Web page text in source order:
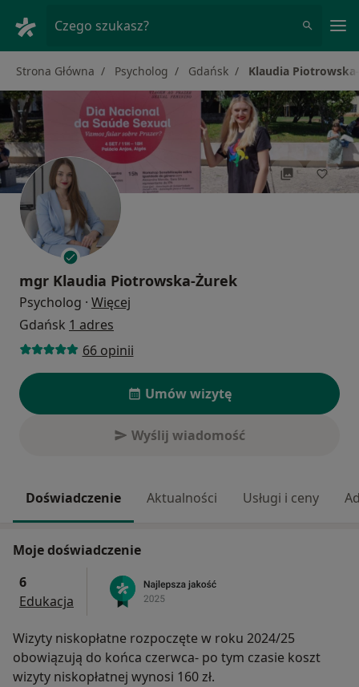
Czego szukasz?
Strona Główna Psycholog Gdańsk Klaudia
mgr Klaudia Piotrowska-Żurek
Psycholog · Więcej
Gdańsk 1 adres
66 opinii
Umów wizytę
Wyślij wiadomość
Doświadczenie Aktualności Usługi i ceny
Moje doświadczenie
6
Edukacja
Wizyty niskopłatne rozpoczęte w roku 2024/25
obowiązują do końca czerwca- po tym czasie koszt
wizyty niskopłatnej wynosi 160 zł.